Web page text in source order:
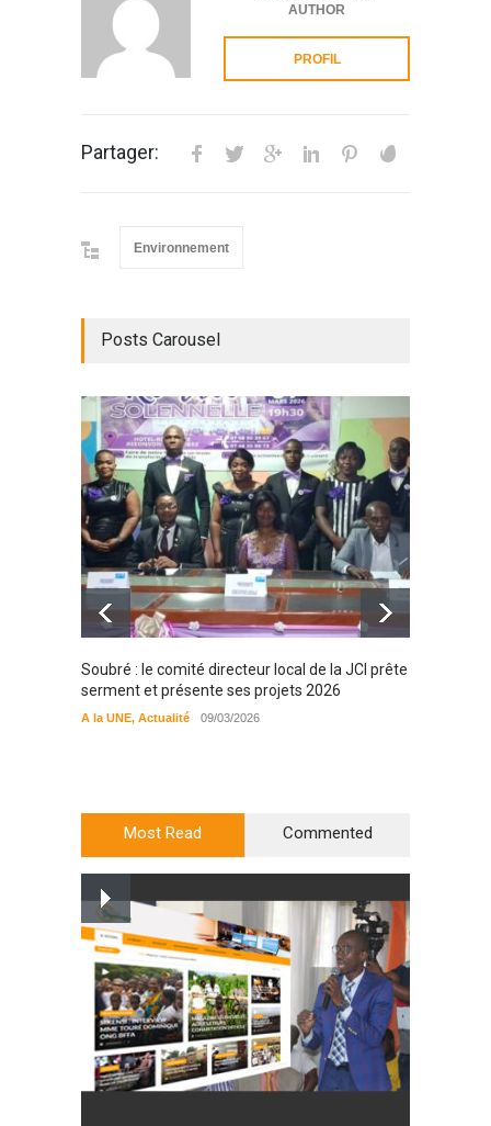
AUTHOR
PROFIL
Partager:
Environnement
Posts Carousel
Soubré : le comité directeur local de la JCI prête
serment et présente ses projets 2026
A la UNE, Actualité 09/03/2026
Most Read Commented